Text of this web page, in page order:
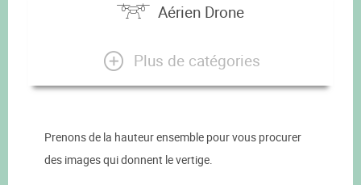
Aérien Drone
Plus de catégories
Prenons de la hauteur ensemble pour vous procurer
des images qui donnent le vertige.